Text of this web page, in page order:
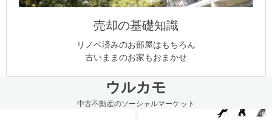
売却の基礎知識
リノベ済みのお部屋はもちろん
古いままのお家もおまかせ
ウルカモ
中古不動産のソーシャルマーケット